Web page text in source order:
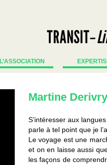
L’ASSOCIATION
Martine Derivry
S’intéresser aux
parle à tel point que je
Le voyage est une
et on en laisse aussi
les façons de